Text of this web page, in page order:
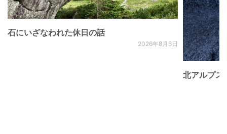
石にいざなわれた休日の話
2026年8月6日
北アルプ